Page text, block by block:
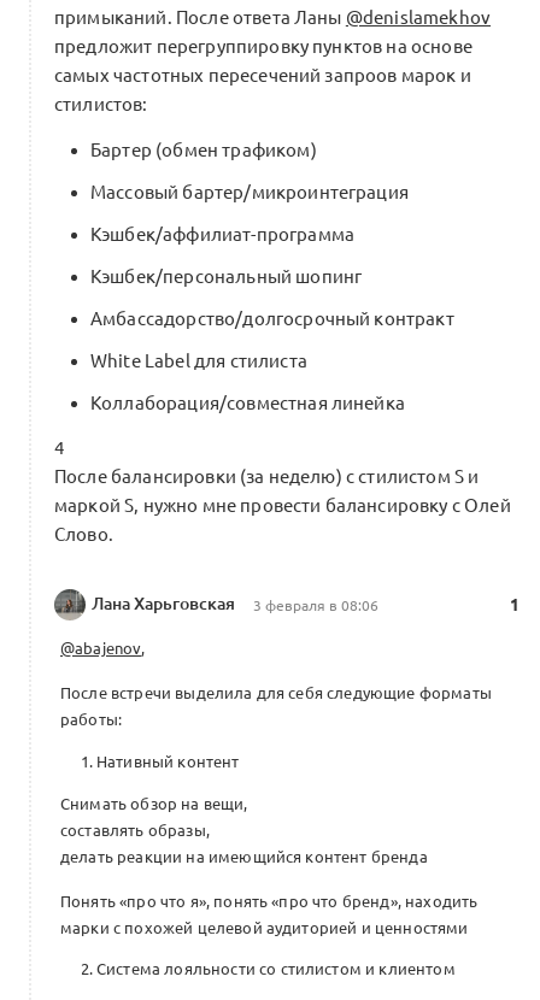
Основатель / руководитель марки
XS → S
0 комментариев
Будущее индустрии моды зависит
персональных стилистов и брендов
0 комментариев
Семинар. Траектория стилистам:
в 2026 году
Форум Альянса 7 комментариев
Программа Акселератора 27 января —
12 марта
примыканий. После ответа Ланы @denislamekhov
предложит перегруппировку пунктов на основе
самых частотных пересечений запроов марок и
стилистов:
Бартер (обмен трафиком)
Массовый бартер/микроинтеграция
Кэшбек/аффилиат-программа
Кэшбек/персональный шопинг
Амбассадорство/долгосрочный контракт
White Label для стилиста
Коллаборация/совместная линейка
4
После балансировки (за неделю) с стилистом S и
маркой S, нужно мне провести балансировку с Олей
Слово.
Лана Харьговская 3 февраля в 08:06 1
@abajenov,
После встречи выделила для себя следующие форматы
работы:
Нативный контент
Снимать обзор на вещи,
составлять образы,
делать реакции на имеющийся контент бренда
Понять «про что я», понять «про что бренд», находить
марки с похожей целевой аудиторией и ценностями
Система лояльности со стилистом и клиентом